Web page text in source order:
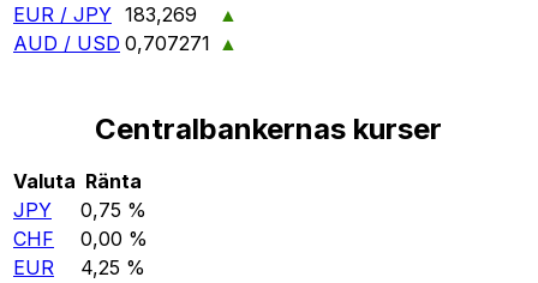
EUR / JPY 183,269
▲
AUD / USD 0,707271 ▲
Centralbankernas kurser
Valuta Ränta
JPY
0,75 %
CHF
0,00 %
EUR
4,25 %